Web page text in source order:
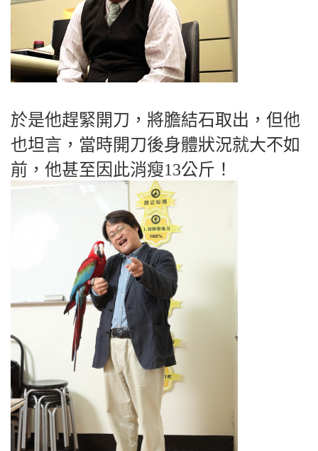
於是他趕緊開刀，將膽結石取出，但他
也坦言，當時開刀後身體狀況就大不如
前，他甚至因此消瘦13公斤！